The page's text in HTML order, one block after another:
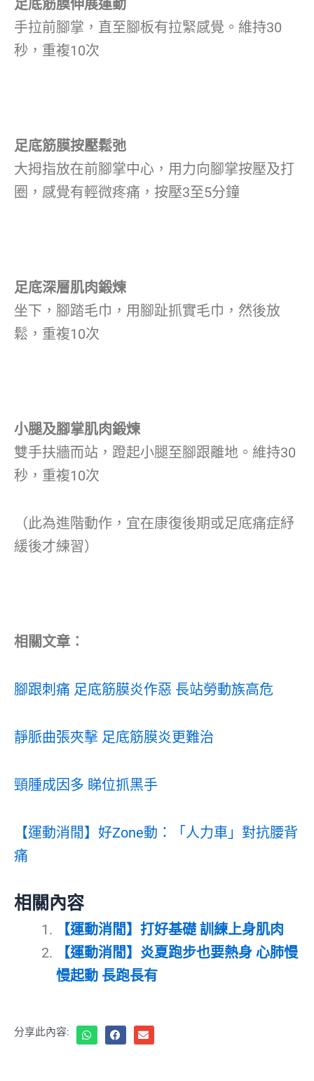
足底筋膜伸展運動
手拉前腳掌，直至腳板有拉緊感覺。維持30
秒，重複10次
足底筋膜按壓鬆弛
大拇指放在前腳掌中心，用力向腳掌按壓及打
圈，感覺有輕微疼痛，按壓3至5分鐘
足底深層肌肉鍛煉
坐下，腳踏毛巾，用腳趾抓實毛巾，然後放
鬆，重複10次
小腿及腳掌肌肉鍛煉
雙手扶牆而站，蹬起小腿至腳跟離地。維持30
秒，重複10次
（此為進階動作，宜在康復後期或足底痛症紓
緩後才練習）
相關文章︰
腳跟刺痛 足底筋膜炎作惡 長站勞動族高危
靜脈曲張夾擊 足底筋膜炎更難治
頸腫成因多 睇位抓黑手
【運動消閒】好Zone動：「人力車」對抗腰背
痛
相關內容
【運動消閒】打好基礎 訓練上身肌肉
【運動消閒】炎夏跑步也要熱身 心肺慢
慢起動 長跑長有
分享此內容: